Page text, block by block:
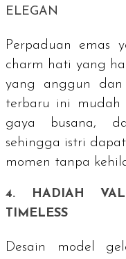
ELEGAN
Perpaduan emas
charm hati yang
yang anggun
terbaru ini mudah
gaya busana,
sehingga istri
momen tanpa
4. HADIAH
TIMELESS
Desain model